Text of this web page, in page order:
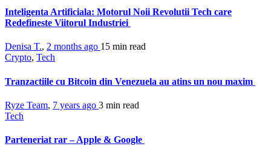
Inteligenta Artificiala: Motorul Noii Revolutii Tech care
Redefineste Viitorul Industriei
Denisa T., 2 months ago 15 min read
Crypto, Tech
Tranzactiile cu Bitcoin din Venezuela au atins un nou maxim
Ryze Team, 7 years ago 3 min read
Tech
Parteneriat rar – Apple & Google